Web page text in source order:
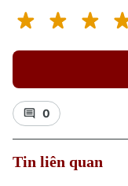
0
Tin liên quan